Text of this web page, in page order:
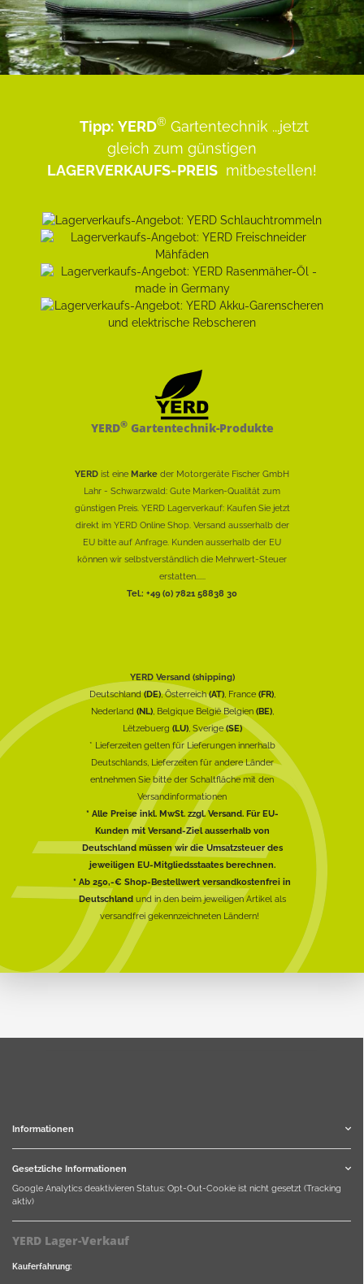
Tipp: YERD® Gartentechnik ...jetzt
gleich zum günstigen
LAGERVERKAUFS-PREIS mitbestellen!
YERD®Gartentechnik-Produkte
YERD ist eine Marke der Motorgeräte Fischer GmbH
Lahr - Schwarzwald: Gute Marken-Qualität zum
günstigen Preis. YERD Lagerverkauf: Kaufen Sie jetzt
direkt im YERD Online Shop. Versand ausserhalb der
EU bitte auf Anfrage. Kunden ausserhalb der EU
können wir selbstverständlich die Mehrwert-Steuer
erstatten......
Tel.: +49 (0) 7821 58838 30
YERD Versand (shipping)
Deutschland(DE), Österreich(AT), France (FR),
Nederland (NL), Belgique België Belgien (BE),
Lëtzebuerg (LU), Sverige(SE)
* Lieferzeiten gelten für Lieferungen innerhalb
Deutschlands, Lieferzeiten für andere Länder
entnehmen Sie bitte der Schaltfläche mit den
Versandinformationen
* Alle Preise inkl. MwSt. zzgl. Versand. Für EU-
Kunden mit Versand-Ziel ausserhalb von
Deutschland müssen wir die Umsatzsteuer des
jeweiligen EU-Mitgliedsstaates berechnen.
* Ab 250,-€ Shop-Bestellwert versandkostenfrei in
Deutschlandund in den beim jeweiligen Artikel als
versandfrei gekennzeichneten Ländern!
Informationen
Gesetzliche Informationen
Google Analytics deaktivieren Status: Opt-Out-Cookie ist nicht gesetzt (Tracking
aktiv)
YERD Lager-Verkauf
Kauferfahrung: